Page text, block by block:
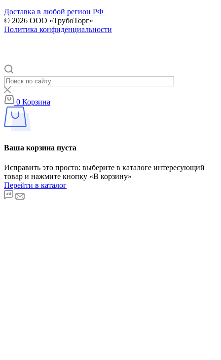
Доставка в любой регион РФ
© 2026 ООО «ТрубоТорг»
Политика конфиденциальности
0 Корзина
Ваша корзина пуста
Исправить это просто: выберите в каталоге интересующий
товар и нажмите кнопку «В корзину»
Перейти в каталог